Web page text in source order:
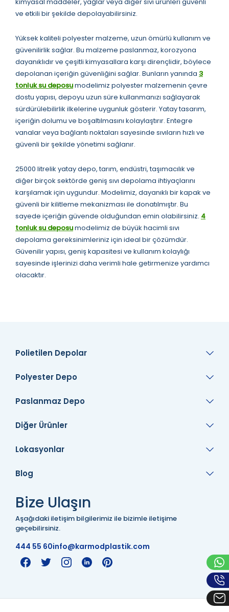
kimyasal maddeler, yağlar veya diğer sıvı ürünleri güvenli
ve etkili bir şekilde depolayabilirsiniz.
Yüksek kaliteli polyester malzeme, uzun ömürlü kullanım ve
güvenilirlik sağlar. Bu malzeme paslanmaz, korozyona
dayanıklıdır ve çeşitli kimyasallara karşı dirençlidir, böylece
depolanan içeriğin güvenliğini sağlar. Bunların yanında 3
tonluk su deposumodelimiz polyester malzemenin çevre
dostu yapısı, depoyu uzun süre kullanmanızı sağlayarak
sürdürülebilirlik ilkelerine uygunluk gösterir. Yatay tasarım,
içeriğin dolumu ve boşaltılmasını kolaylaştırır. Entegre
vanalar veya bağlantı noktaları sayesinde sıvıların hızlı ve
güvenli bir şekilde yönetimi sağlanır.
25000 litrelik yatay depo, tarım, endüstri, taşımacılık ve
diğer birçok sektörde geniş sıvı depolama ihtiyaçlarını
karşılamak için uygundur. Modelimiz, dayanıklı bir kapak ve
güvenli bir kilitleme mekanizması ile donatılmıştır. Bu
sayede içeriğin güvende olduğundan emin olabilirsiniz. 4
tonluk su deposumodelimiz de büyük hacimli sıvı
depolama gereksinimleriniz için ideal bir çözümdür.
Güvenilir yapısı, geniş kapasitesi ve kullanım kolaylığı
sayesinde işlerinizi daha verimli hale getirmenize yardımcı
olacaktır.
Polietilen Depolar
Polyester Depo
Paslanmaz Depo
Diğer Ürünler
Lokasyonlar
Bize Ulaşın
Aşağıdaki iletişim bilgilerimiz ile bizimle iletişime
geçebilirsiniz.
444 55 60info@karmodplastik.com
Blog